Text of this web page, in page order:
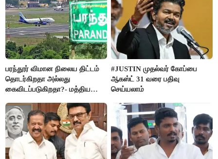
பரந்தூர் விமான நிலைய திட்டம்
தொடர்கிறதா அல்லது
கைவிடப்படுகிறதா?- மத்திய
#JUSTIN முதல்வர் கோப்பை
ஆகஸ்ட் 31 வரை பதிவு
செய்யலாம்